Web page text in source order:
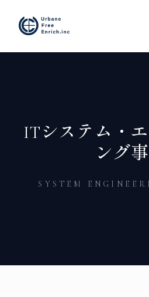
ITシステム・
ング
SYSTEM